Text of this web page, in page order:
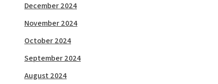
December 2024
November 2024
October 2024
September 2024
August 2024